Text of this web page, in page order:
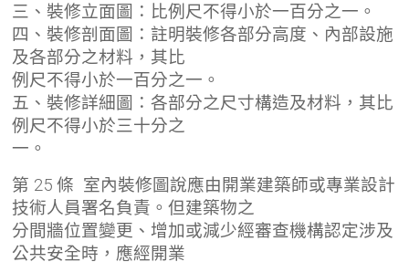
三、裝修立面圖：比例尺不得小於一百分之一。
四、裝修剖面圖：註明裝修各部分高度、內部設施
及各部分之材料，其比
例尺不得小於一百分之一。
五、裝修詳細圖：各部分之尺寸構造及材料，其比
例尺不得小於三十分之
一。
第 25 條 室內裝修圖說應由開業建築師或專業設計
技術人員署名負責。但建築物之
分間牆位置變更、增加或減少經審查機構認定涉及
公共安全時，應經開業